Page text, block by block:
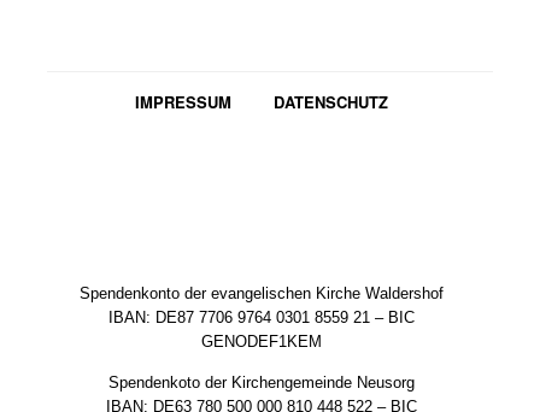
IMPRESSUM DATENSCHUTZ
Spendenkonto der evangelischen Kirche Waldershof
IBAN: DE87 7706 9764 0301 8559 21 – BIC
GENODEF1KEM
Spendenkoto der Kirchengemeinde Neusorg
IBAN: DE63 780 500 000 810 448 522 – BIC